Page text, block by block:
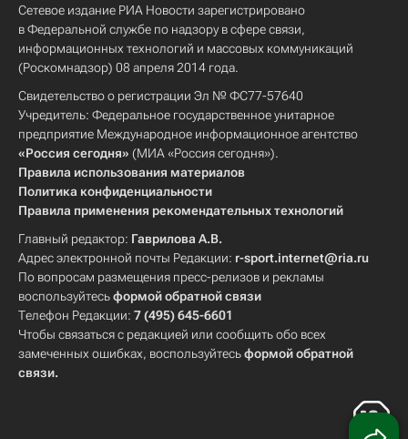
Сетевое издание РИА Новости зарегистрировано
в Федеральной службе по надзору в сфере связи,
информационных технологий и массовых коммуникаций
(Роскомнадзор) 08 апреля 2014 года.
Свидетельство о регистрации Эл № ФС77-57640
Учредитель: Федеральное государственное унитарное
предприятие Международное информационное агентство
«Россия сегодня» (МИА «Россия сегодня»).
Правила использования материалов
Политика конфиденциальности
Правила применения рекомендательных технологий
Главный редактор: Гаврилова А.В.
Адрес электронной почты Редакции: r-sport.internet@ria.ru
По вопросам размещения пресс-релизов и рекламы
воспользуйтесьформой обратной связи
Телефон Редакции: 7 (495) 645-6601
Чтобы связаться с редакцией или сообщить обо всех
замеченных ошибках, воспользуйтесьформой обратной
связи.